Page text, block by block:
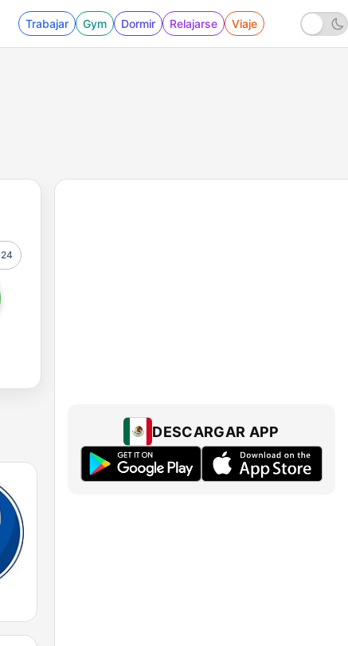
Trabajar Gym Dormir Relajarse Viaje
24
DESCARGAR APP